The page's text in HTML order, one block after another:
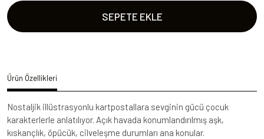
SEPETE EKLE
Ürün Özellikleri
Nostaljik illüstrasyonlu kartpostallara sevginin gücü çocuk
karakterlerle anlatılıyor. Açık havada konumlandırılmış aşk,
kıskançlık, öpücük, cilveleşme durumları ana konular.